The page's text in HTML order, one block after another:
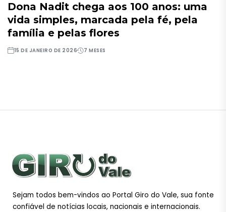
Dona Nadit chega aos 100 anos: uma
vida simples, marcada pela fé, pela
família e pelas flores
15 DE JANEIRO DE 2026 7 MESES
Sejam todos bem-vindos ao Portal Giro do Vale, sua fonte
confiável de notícias locais, nacionais e internacionais.